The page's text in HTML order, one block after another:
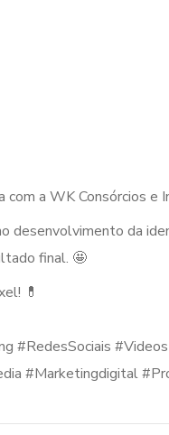
com a WK Consórcios e
desenvolvimento da
final. 🤩
💊
#Marketingdigital